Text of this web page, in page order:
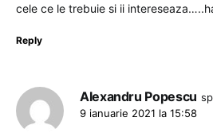
cele ce le trebuie si ii
Reply
Alexandru Popescu
9 ianuarie 2021 la 15:58